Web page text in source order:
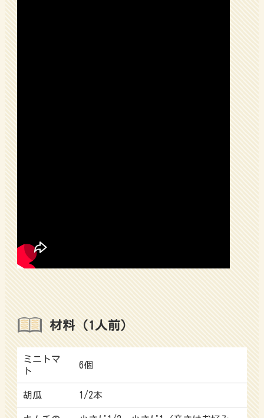
材料（1人前）
ミニトマ
ト
6個
胡瓜 1/2本